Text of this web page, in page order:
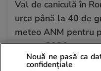
Val de caniculă în
urca până la 40 de
meteo ANM pentru
august 2026
Nouă ne pasă ca
confidențiale